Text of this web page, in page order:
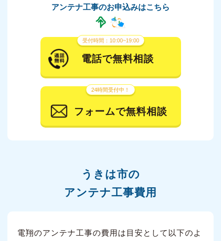
アンテナ工事のお申込みはこちら
受付時間：10:00~19:00
電話で無料相談
24時間受付中！
フォームで無料相談
うきは市の
アンテナ工事費用
電翔のアンテナ工事の費用は目安として以下のよ